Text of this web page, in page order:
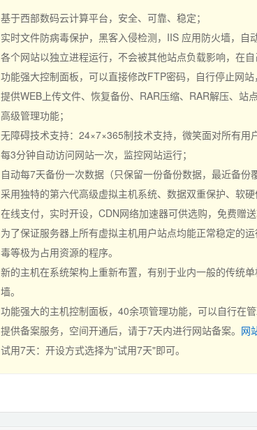
基于西部数码云计算平台，安全、可靠、稳定；
实时文件防病毒保护，黑客入侵检测，IIS 应用防火墙，自
各个网站以独立进程运行，不会被其他站点负载影响，在
功能强大控制面板，可以直接修改FTP密码，自行停止网站
提供WEB上传文件、恢复备份、RAR压缩、RAR解压、
高级管理功能；
无障碍技术支持：24×7×365制技术支持，微笑面对所有用户
每3分钟自动访问网站一次，监控网站运行；
自动每7天备份一次数据（只保留一份备份数据，最近备份
采用独特的第六代高级虚拟主机系统、数据双重保护、软硬
在线支付，实时开设，CDN网络加速器可供选购，免费赠
为了保证服务器上所有虚拟主机用户站点均能正常稳定的
毒等极为占用资源的程序。
新的主机在系统架构上重新布置，有别于业内一般的传统
墙。
功能强大的主机控制面板，40余项管理功能，可以自行在管
提供备案服务，空间开通后，请于7天内进行网站备案。 网
试用7天：开设方式选择为"试用7天"即可。